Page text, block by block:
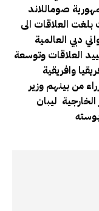
صوماللاند
بلغت العلاقات الى
دبي العالمية
العلاقات وتوسعة
وافريقية
من بينهم وزير
ليبان